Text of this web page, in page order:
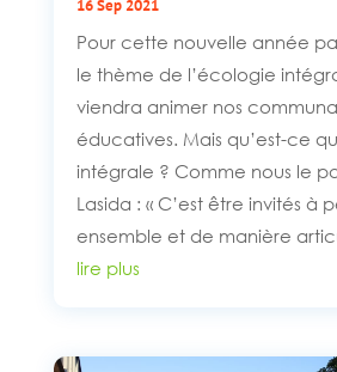
16 Sep 2021
Pour cette nouvelle année
le thème de l’écologie
viendra animer nos
éducatives. Mais qu’est-ce
intégrale ? Comme nous le
Lasida : « C’est être invités à
ensemble et de manière
lire plus